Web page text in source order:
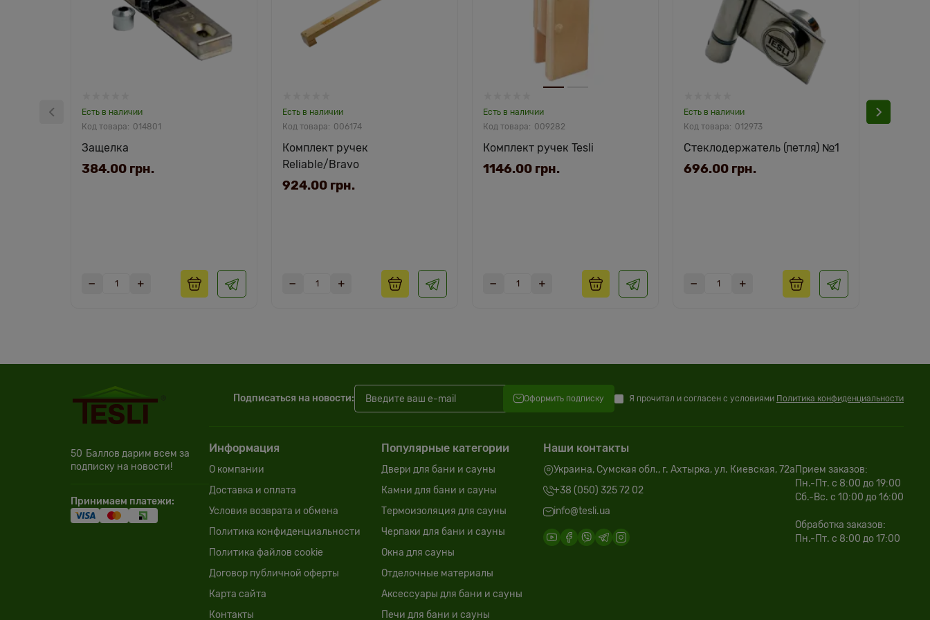
Есть в наличии
014801
Защелка
384.00 грн.
Есть в наличии
006174
Комплект ручек
Reliable/Bravo
924.00 грн.
Есть в наличии
009282
Комплект ручек Tesli
1146.00 грн.
Есть в наличии
012973
Стеклодержатель (петля) №1
696.00 грн.
50 Баллов дарим всем за
подписку на новости!
Принимаем платежи:
Подписаться на новости: Оформить подписку Я прочитал и согласен с условиями Политика конфиденциальности
Информация
О компании
Доставка и оплата
Условия возврата и обмена
Политика конфиденциальности
Политика файлов cookie
Договор публичной оферты
Карта сайта
Контакты
Популярные категории
Двери для бани и сауны
Камни для бани и сауны
Термоизоляция для сауны
Черпаки для бани и сауны
Окна для сауны
Отделочные материалы
Аксессуары для бани и сауны
Печи для бани и сауны
Наши контакты
Украина, Сумская обл., г. Ахтырка, ул. Киевская, 72а
+38 (050) 325 72 02
info@tesli.ua
Прием заказов:
Пн.-Пт. с 8:00 до 19:00
Сб.-Вс. с 10:00 до 16:00
Обработка заказов:
Пн.-Пт. с 8:00 до 17:00